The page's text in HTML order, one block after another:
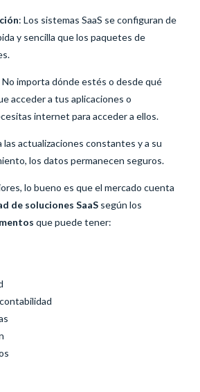
: Los sistemas SaaS se configuran de
y sencilla que los paquetes de
No importa dónde estés o desde qué
acceder a tus aplicaciones o
internet para acceder a ellos.
las actualizaciones constantes y a su
los datos permanecen seguros.
lo bueno es que el mercado cuenta
de soluciones SaaS según los
que puede tener: